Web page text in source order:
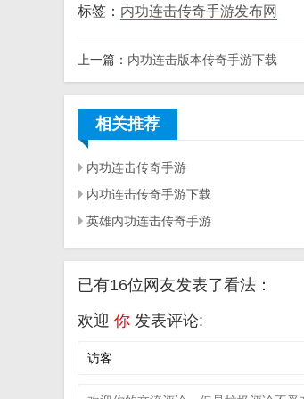
标签： 内功连击传奇手游发布网
上一篇： 内功连击版本传奇手游下载
相关推荐
内功连击传奇手游
内功连击传奇手游下载
英雄内功连击传奇手游
已有16位网友发表了看法：
欢迎 你 发表评论: